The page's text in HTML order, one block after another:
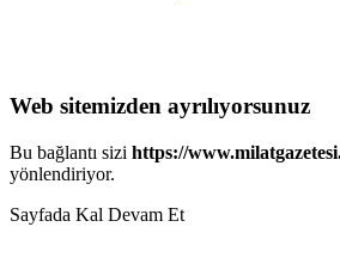
Web sitemizden ayrılıyorsunuz
Bu bağlantı sizi https://
yönlendiriyor.
Sayfada Kal Devam Et